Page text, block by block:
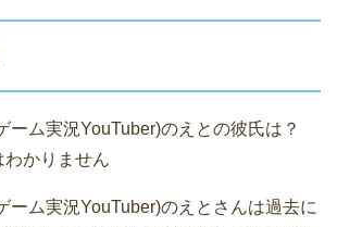
ーム実況YouTuber)のえとの彼氏は？
わかりません
ーム実況YouTuber)のえとさんは過去に